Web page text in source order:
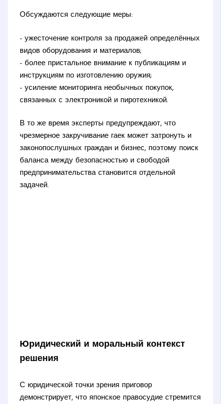
Обсуждаются следующие меры:
- ужесточение контроля за продажей определённых
видов оборудования и материалов;
- более пристальное внимание к публикациям и
инструкциям по изготовлению оружия;
- усиление мониторинга необычных покупок,
связанных с электроникой и пиротехникой.
В то же время эксперты предупреждают, что
чрезмерное закручивание гаек может затронуть и
законопослушных граждан и бизнес, поэтому поиск
баланса между безопасностью и свободой
предпринимательства становится отдельной
задачей.
Юридический и моральный контекст
решения
С юридической точки зрения приговор
демонстрирует, что японское правосудие стремится